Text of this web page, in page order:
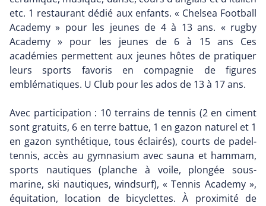
etc. 1 restaurant dédié aux enfants. « Chelsea Football
Academy » pour les jeunes de 4 à 13 ans. « rugby
Academy » pour les jeunes de 6 à 15 ans Ces
académies permettent aux jeunes hôtes de pratiquer
leurs sports favoris en compagnie de figures
emblématiques. U Club pour les ados de 13 à 17 ans.
Avec participation : 10 terrains de tennis (2 en ciment
sont gratuits, 6 en terre battue, 1 en gazon naturel et 1
en gazon synthétique, tous éclairés), courts de padel-
tennis, accès au gymnasium avec sauna et hammam,
sports nautiques (planche à voile, plongée sous-
marine, ski nautiques, windsurf), « Tennis Academy »,
équitation, location de bicyclettes. À proximité de